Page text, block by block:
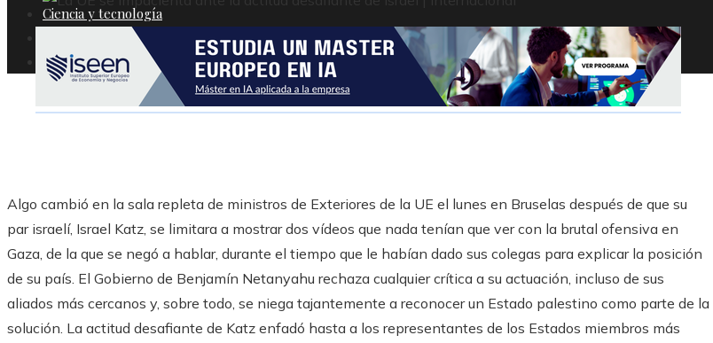
Ciencia y tecnología
Responsabilidad social
Inversiones y negocios
Algo cambió en la sala repleta de ministros de Exteriores de la UE el lunes en Bruselas después de que su
par israelí, Israel Katz, se limitara a mostrar dos vídeos que nada tenían que ver con la brutal ofensiva en
Gaza, de la que se negó a hablar, durante el tiempo que le habían dado sus colegas para explicar la posición
de su país. El Gobierno de Benjamín Netanyahu rechaza cualquier crítica a su actuación, incluso de sus
aliados más cercanos y, sobre todo, se niega tajantemente a reconocer un Estado palestino como parte de la
solución. La actitud desafiante de Katz enfadó hasta a los representantes de los Estados miembros más